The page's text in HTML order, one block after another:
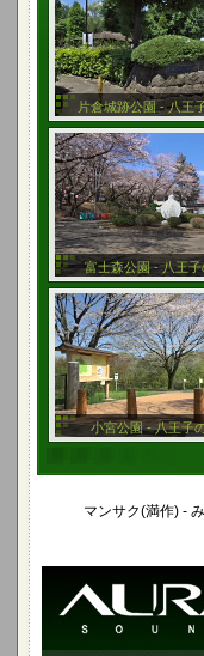
片倉城跡公園 - 八王
富士森公園 - 八王子
小宮公園 - 八王子
マンサク(満作) -